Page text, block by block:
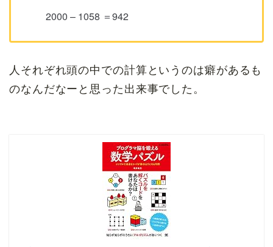
2000 – 1058 ＝942
人それぞれ頭の中での計算というのは癖があるも
のなんだなーと思った出来事でした。